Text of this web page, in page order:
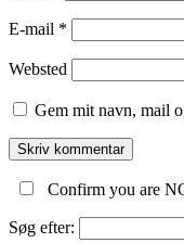
E-mail *
Websted
Gem mit navn, mail
Confirm you are
Søg efter: